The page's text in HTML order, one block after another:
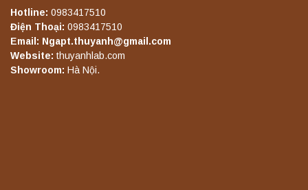
Hotline: 0983417510
Điện Thoại: 0983417510
Email: Ngapt.thuyanh@gmail.com
Website: thuyanhlab.com
Showroom: Hà Nội.